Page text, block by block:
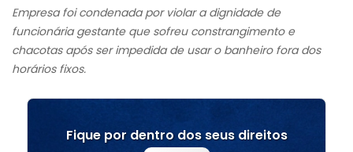
Empresa foi condenada por violar a dignidade de
funcionária gestante que sofreu constrangimento e
chacotas após ser impedida de usar o banheiro fora dos
horários fixos.
Fique por dentro dos seus direitos